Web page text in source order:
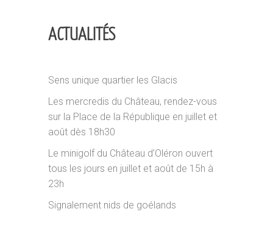
ACTUALITÉS
Sens unique quartier les Glacis
Les mercredis du Château, rendez-vous
sur la Place de la République en juillet et
août dès 18h30
Le minigolf du Château d’Oléron ouvert
tous les jours en juillet et août de 15h à
23h
Signalement nids de goélands